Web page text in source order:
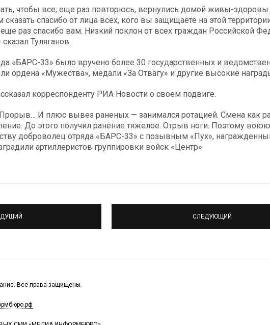
чтобы все, еще раз повторюсь, вернулись домой живы-
спасибо от лица всех, кого вы защищаете на этой
раз спасибо вам. Низкий поклон от всех граждан Российской
Туляганов.
«БАРС-33» было вручено более 30 государственных и
ордена «Мужества», медали «За Отвагу» и другие высокие
корреспонденту РИА Новости о своем подвиге.
И плюс вывез раненых — занимался ротацией. Смена как
До этого получил ранение тяжелое. Отрыв ноги. Поэтому
доброволец отряда «БАРС-33» с позывным «Пух»,
артиллеристов группировки войск «Центр»
СЛЕДУЮЩИЙ
Все права защищены.